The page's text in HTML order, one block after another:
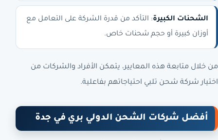
الشحنات الكبيرة: التأكد من قدرة الشركة على التعامل مع
أوزان كبيرة أو حجم شحنات خاص.
من خلال متابعة هذه المعايير، يتمكن الأفراد والشركات من
اختيار شركة شحن تلبي احتياجاتهم بفاعلية.
أفضل شركات الشحن الدولي بري في جدة